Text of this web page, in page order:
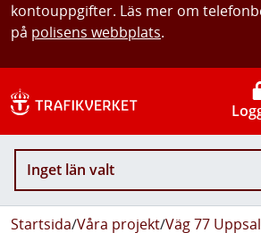
kontouppgifter. Läs mer om
på polisens webbplats.
Inget län valt
Startsida/Våra projekt/Väg 77